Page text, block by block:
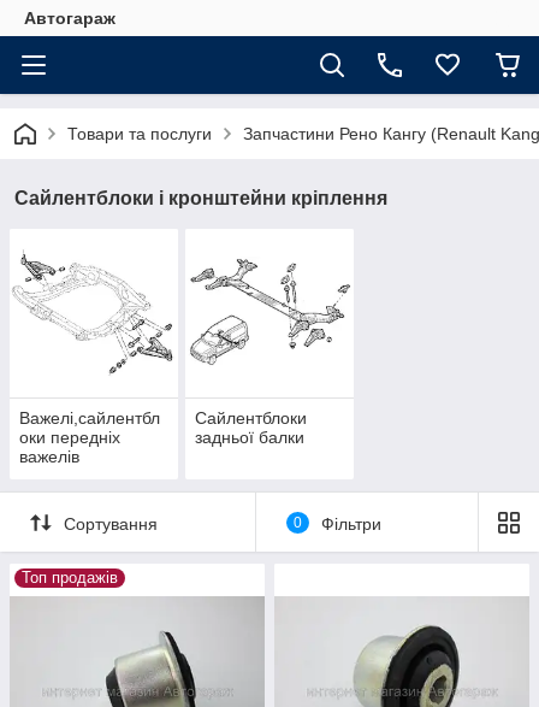
Автогараж
Товари та послуги Запчастини Рено Кангу (Renault
Сайлентблоки і кронштейни кріплення
Важелі,сайлентбл
оки передніх
важелів
Сайлентблоки
задньої балки
Сортування 0 Фільтри
Топ продажів